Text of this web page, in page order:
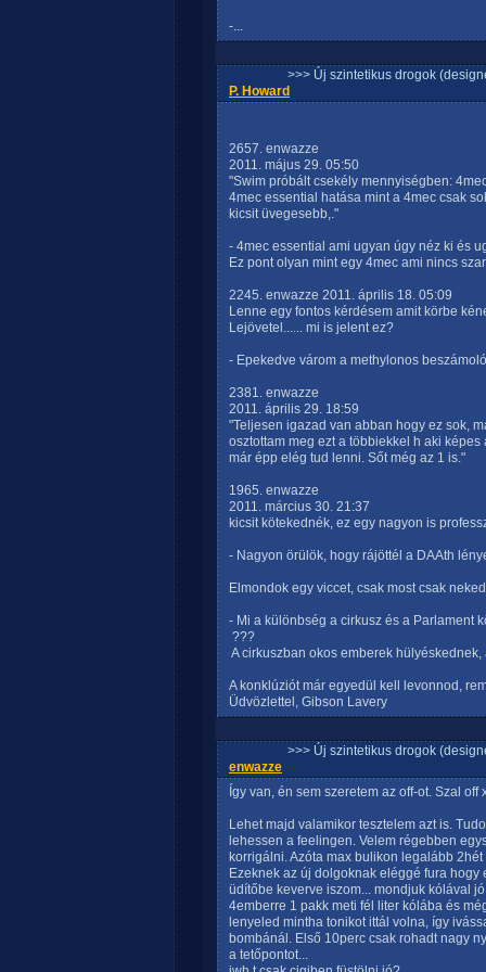
-...
>>> Új szintetikus drogok
P. Howard
2657. enwazze
2011. május 29. 05:50
"Swim próbált csekély mennyiségben:
4mec essential hatása mint a 4mec csak
kicsit üvegesebb,."
- 4mec essential ami ugyan úgy néz ki és
Ez pont olyan mint egy 4mec ami nincs
2245. enwazze 2011. április 18. 05:09
Lenne egy fontos kérdésem amit körbe
Lejövetel...... mi is jelent ez?
- Epekedve várom a methylonos
2381. enwazze
2011. április 29. 18:59
"Teljesen igazad van abban hogy ez sok,
osztottam meg ezt a többiekkel h aki
már épp elég tud lenni. Sőt még az 1 is."
1965. enwazze
2011. március 30. 21:37
kicsit kötekednék, ez egy nagyon is
- Nagyon örülök, hogy rájöttél a DAAth
Elmondok egy viccet, csak most csak
- Mi a különbség a cirkusz és a Parlament
 ???
 A cirkuszban okos emberek
A konklúziót már egyedül kell levonnod,
Üdvözlettel, Gibson Lavery
>>> Új szintetikus drogok
enwazze
Így van, én sem szeretem az off-ot. Szal off
Lehet majd valamikor tesztelem azt is.
lehessen a feelingen. Velem régebben
korrigálni. Azóta max bulikon legalább
Ezeknek az új dolgoknak eléggé fura
üdítőbe keverve iszom... mondjuk kólával
4emberre 1 pakk meti fél liter kólába és
lenyeled mintha tonikot ittál volna, így
bombánál. Első 10perc csak rohadt nagy
a tetőpontot...